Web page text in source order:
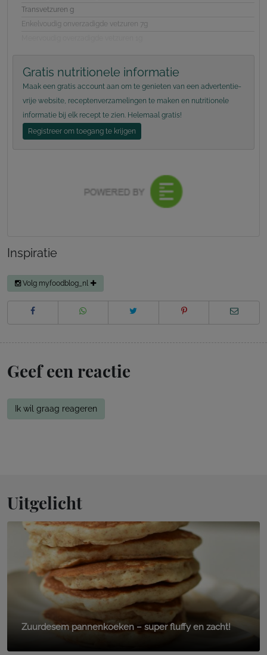
Transvetzuren g
Enkelvoudig onverzadigde vetzuren 7g
Gratis nutritionele informatie
Maak een gratis account aan om te genieten van een advertentie-
vrije website, receptenverzamelingen te maken en nutritionele
informatie bij elk recept te zien. Helemaal gratis!
Registreer om toegang te krijgen
Inspiratie
Volg myfoodblog_nl
Geef een reactie
Ik wil graag reageren
Uitgelicht
Zuurdesem pannenkoeken – super fluffy en zacht!